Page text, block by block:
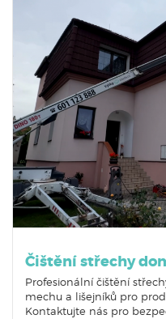
Čištění střechy
Profesionální čištění
mechu a lišejníků pro
Kontaktujte nás pro